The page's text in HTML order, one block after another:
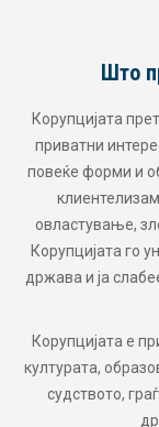
за
мрежи со
својата
и
граѓаните